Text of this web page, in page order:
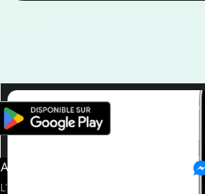
Nouvelle Aquitaine/
A propos de FMS
L’application tout-en-un pour les